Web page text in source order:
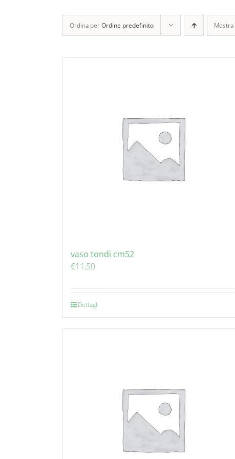
Ordina perOrdine predefinito Mostra
vaso tondi cm52
€11,50
Dettagli